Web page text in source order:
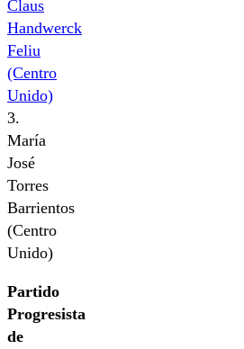
Claus
Handwerck
Feliu
(Centro
Unido)
3.
María
José
Torres
Barrientos
(Centro
Unido)
Partido
Progresista
de